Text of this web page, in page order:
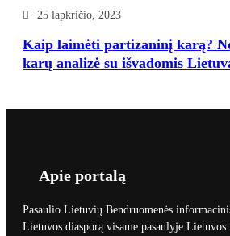
25 lapkričio, 2023
Kaip laimėti partizaninį karą?
karų analizė su išvadomis
Apie portalą
Pasaulio Lietuvių Bendruomenės
Lietuvos diasporą visame pasaulyje